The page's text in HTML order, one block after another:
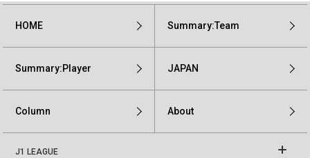
HOME Summary:Team
Summary:Player JAPAN
Column About
J1 LEAGUE